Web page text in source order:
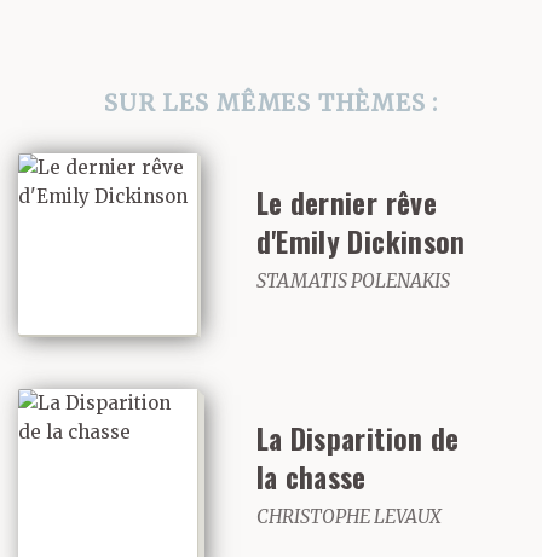
du jour : «En même
temps que l’autre.»
C’est un beau soleil
d’août qui s’achève
aujourd’hui. La femme
de Jean-Baptiste
Simonin est belle. Elle
est belle de cette beauté
SUR LES MÊMES THÈMES :
Le dernier rêve
d'Emily Dickinson
STAMATIS POLENAKIS
La Disparition de
la chasse
CHRISTOPHE LEVAUX